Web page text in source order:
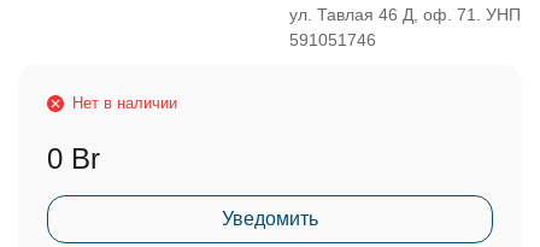
ул. Тавлая 46 Д, оф. 71. УНП
591051746
Нет в наличии
0 Br
Уведомить